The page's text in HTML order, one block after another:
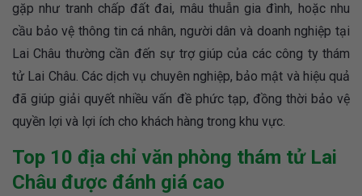
gặp như tranh chấp đất đai, mâu thuẫn gia đình, hoặc nhu
cầu bảo vệ thông tin cá nhân, người dân và doanh nghiệp tại
Lai Châu thường cần đến sự trợ giúp của các công ty thám
tử Lai Châu. Các dịch vụ chuyên nghiệp, bảo mật và hiệu quả
đã giúp giải quyết nhiều vấn đề phức tạp, đồng thời bảo vệ
quyền lợi và lợi ích cho khách hàng trong khu vực.
Top 10 địa chỉ văn phòng thám tử Lai
Châu được đánh giá cao